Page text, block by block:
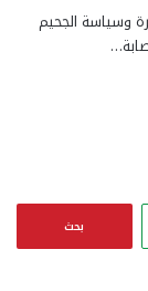
وسياسة الجحيم